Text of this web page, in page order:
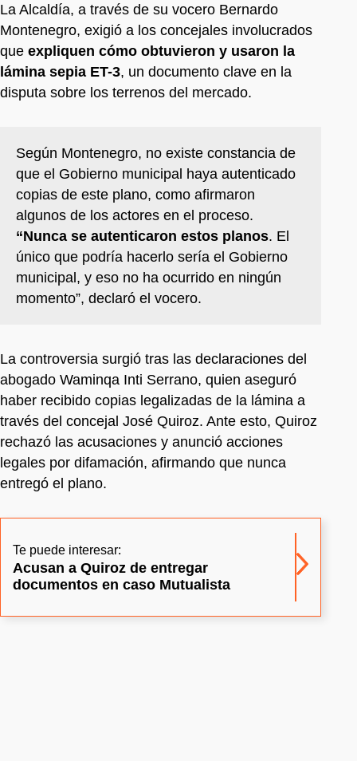
La Alcaldía, a través de su vocero Bernardo
Montenegro, exigió a los concejales involucrados
que expliquen cómo obtuvieron y usaron la
lámina sepia ET-3, un documento clave en la
disputa sobre los terrenos del mercado.
Según Montenegro, no existe constancia de
que el Gobierno municipal haya autenticado
copias de este plano, como afirmaron
algunos de los actores en el proceso.
“Nunca se autenticaron estos planos. El
único que podría hacerlo sería el Gobierno
municipal, y eso no ha ocurrido en ningún
momento”, declaró el vocero.
La controversia surgió tras las declaraciones del
abogado Waminqa Inti Serrano, quien aseguró
haber recibido copias legalizadas de la lámina a
través del concejal José Quiroz. Ante esto, Quiroz
rechazó las acusaciones y anunció acciones
legales por difamación, afirmando que nunca
entregó el plano.
Te puede interesar:
Acusan a Quiroz de entregar
documentos en caso Mutualista